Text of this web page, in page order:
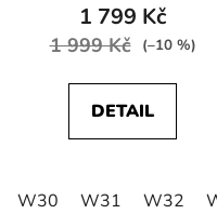
1 799 Kč
1 999 Kč (–10 %)
DETAIL
W30 W31 W32